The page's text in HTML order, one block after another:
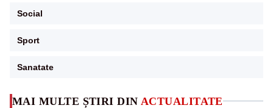
MAI MULTE ȘTIRI DIN ACTUALITATE
Social
Sport
Sanatate